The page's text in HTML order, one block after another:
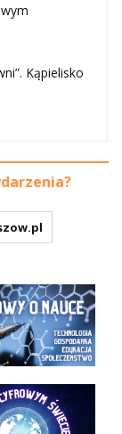
Kąpielisko